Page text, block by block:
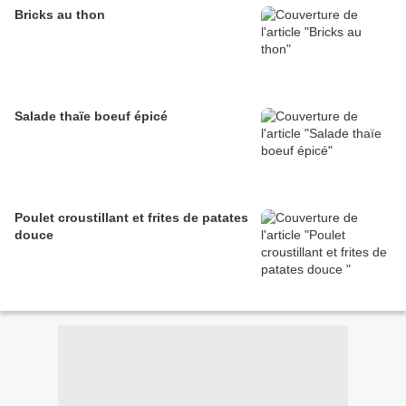
Bricks au thon
Salade thaïe boeuf épicé
Poulet croustillant et frites de patates
douce